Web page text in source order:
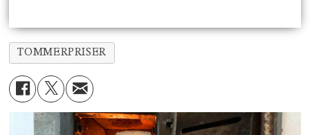
TOMMERPRISER